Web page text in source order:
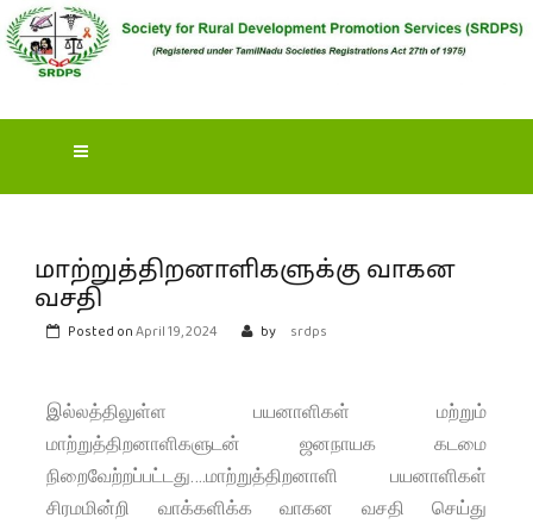
S OCIETY FOR RURAL
DEVELOPMENT
(SRDPS)
மாற்றுத்திறனாளிகளுக்கு வாகன
வசதி
Posted onApril 19, 2024 by srdps
இல்லத்திலுள்ள பயனாளிகள் மற்றும்
மாற்றுத்திறனாளிகளுடன் ஜனநாயக கடமை
நிறைவேற்றப்பட்டது….மாற்றுத்திறனாளி பயனாளிகள்
சிரமமின்றி வாக்களிக்க வாகன வசதி செய்து